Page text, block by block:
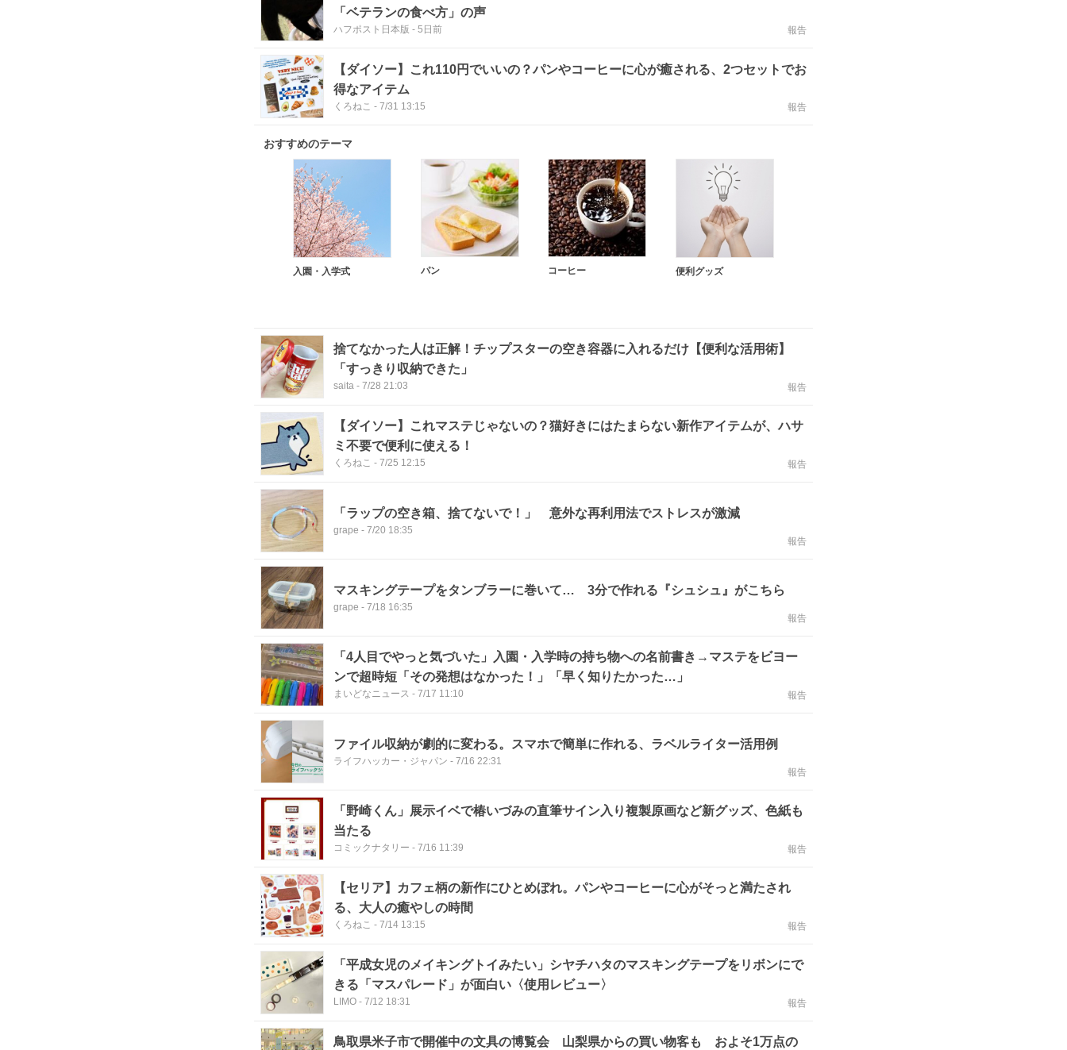
「ベテランの食べ方」の声
ハフポスト日本版 - 5日前 報告
【ダイソー】これ110円でいいの？パンやコーヒーに心が癒される、2つセットでお
得なアイテム
くろねこ - 7/31 13:15 報告
おすすめのテーマ
入園・入学式 パン コーヒー 便利グッズ
捨てなかった人は正解！チップスターの空き容器に入れるだけ【便利な活用術】
「すっきり収納できた」
saita - 7/28 21:03 報告
【ダイソー】これマステじゃないの？猫好きにはたまらない新作アイテムが、ハサ
ミ不要で便利に使える！
くろねこ - 7/25 12:15 報告
「ラップの空き箱、捨てないで！」 意外な再利用法でストレスが激減
grape - 7/20 18:35
報告
マスキングテープをタンブラーに巻いて… 3分で作れる『シュシュ』がこちら
grape - 7/18 16:35
報告
「4人目でやっと気づいた」入園・入学時の持ち物への名前書き→マステをビヨー
ンで超時短「その発想はなかった！」「早く知りたかった…」
まいどなニュース - 7/17 11:10 報告
ファイル収納が劇的に変わる。スマホで簡単に作れる、ラベルライター活用例
ライフハッカー・ジャパン - 7/16 22:31
報告
「野崎くん」展示イベで椿いづみの直筆サイン入り複製原画など新グッズ、色紙も
当たる
コミックナタリー - 7/16 11:39 報告
【セリア】カフェ柄の新作にひとめぼれ。パンやコーヒーに心がそっと満たされ
る、大人の癒やしの時間
くろねこ - 7/14 13:15 報告
「平成女児のメイキングトイみたい」シヤチハタのマスキングテープをリボンにで
きる「マスパレード」が面白い〈使用レビュー〉
LIMO - 7/12 18:31 報告
鳥取県米子市で開催中の文具の博覧会 山梨県からの買い物客も およそ1万点の